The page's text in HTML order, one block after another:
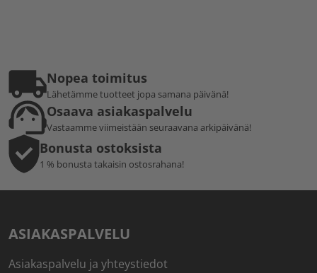
Nopea toimitus
Lähetämme tuotteet jopa samana päivänä!
Osaava asiakaspalvelu
Vastaamme viimeistään seuraavana arkipäivänä!
Bonusta ostoksista
1 % bonusta takaisin ostosrahana!
ASIAKASPALVELU
Asiakaspalvelu ja yhteystiedot